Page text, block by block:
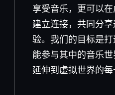
享受音乐，更可以
建立连接，共同分
验。我们的目标是
能参与其中的音乐
延伸到虚拟世界的每